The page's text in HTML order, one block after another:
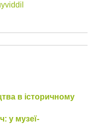
в історичному
у музеї-